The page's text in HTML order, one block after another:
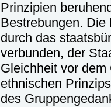
Prinzipien
Bestrebungen.
durch das
verbunden, der
Gleichheit vor
ethnischen
des